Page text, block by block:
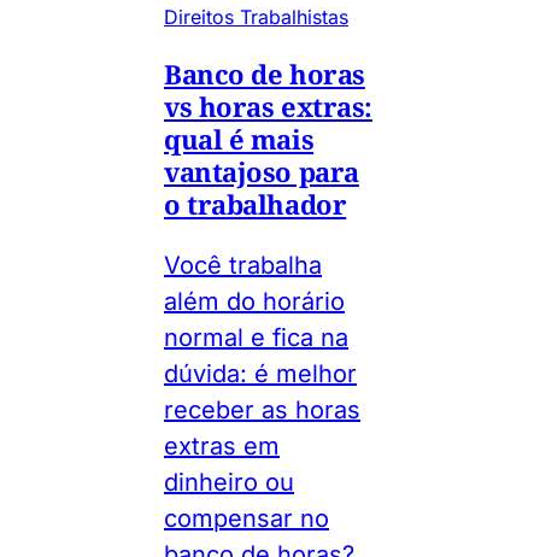
Direitos Trabalhistas
Banco de horas
vs horas extras:
qual é mais
vantajoso para
o trabalhador
Você trabalha
além do horário
normal e fica na
dúvida: é melhor
receber as horas
extras em
dinheiro ou
compensar no